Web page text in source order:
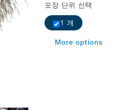
포장 단위 선택
1 개
More options